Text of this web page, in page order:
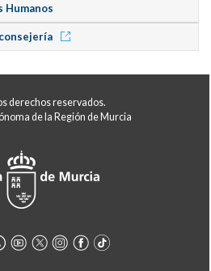
Humanos
derechos reservados.
de la Región de Murcia